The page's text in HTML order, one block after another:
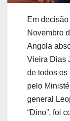
Em
Novembro
Angola
Vieira Dias
de todos os
pelo
general
“Dino”, foi